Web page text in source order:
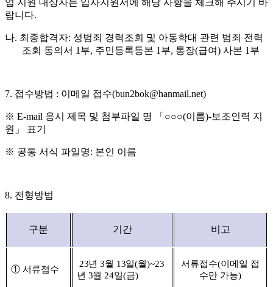
업 지원 대상자는 입사지원서에 해당 사항을 체크해 주시기 바
랍니다.
나. 최종합격자: 성범죄 경력조회 및 아동학대 관련 범죄 전력
조회 동의서 1 부, 주민등록등본 1 부, 통장(급여)사본 1 부
7. 접수방법 : 이메일 접수(bun2bok@hanmail.net)
※ E-mail 응시 제목 및 첨부파일 명 「○○○(이름)-보조인력 지
원 」 표기
※ 공통 서식 파일명: 본인 이름
8. 전형방법
구분 기간 비고
① 서류접수
23년3월 13일(월)~23
년 3월24일(금)
서류접수(이메일 접
수만 가능)